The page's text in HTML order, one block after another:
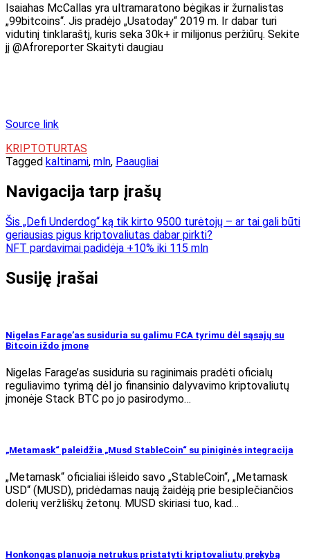
Isaiahas McCallas yra ultramaratono bėgikas ir žurnalistas
„99bitcoins“. Jis pradėjo „Usatoday“ 2019 m. Ir dabar turi
vidutinį tinklaraštį, kuris seka 30k+ ir milijonus peržiūrų. Sekite
jį @Afroreporter Skaityti daugiau
Source link
KRIPTOTURTAS
Tagged kaltinami, mln, Paaugliai
Navigacija tarp įrašų
Šis „Defi Underdog“ ką tik kirto 9500 turėtojų – ar tai gali būti
geriausias pigus kriptovaliutas dabar pirkti?
NFT pardavimai padidėja +10% iki 115 mln
Susiję įrašai
Nigelas Farage’as susiduria su galimu FCA tyrimu dėl sąsajų su
Bitcoin iždo įmone
Nigelas Farage’as susiduria su raginimais pradėti oficialų
reguliavimo tyrimą dėl jo finansinio dalyvavimo kriptovaliutų
įmonėje Stack BTC po jo pasirodymo…
„Metamask“ paleidžia „Musd StableCoin“ su piniginės integracija
„Metamask“ oficialiai išleido savo „StableCoin“, „Metamask
USD“ (MUSD), pridėdamas naują žaidėją prie besiplečiančios
dolerių veržliškų žetonų. MUSD skiriasi tuo, kad…
Honkongas planuoja netrukus pristatyti kriptovaliutų prekybą